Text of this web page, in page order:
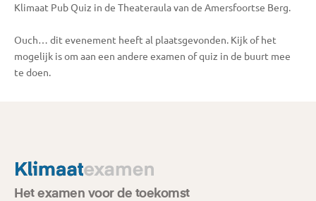
Klimaat Pub Quiz in de Theateraula van de Amersfoortse Berg.
Ouch… dit evenement heeft al plaatsgevonden. Kijk of het
mogelijk is om aan een andere examen of quiz in de buurt mee
te doen.
Het examen voor de toekomst